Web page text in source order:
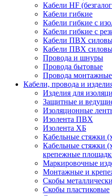
Кабели HF
Кабели гибкие
Кабели гибкие с
Кабели гибкие с
Кабели ПВХ
Кабели ПВХ
Провода и шнуры
Провода бытовые
Провода
Кабели, провода и
Изделия для
Защитные и
Изоляционные
Изолента ПВХ
Изолента ХБ
Кабельные стяжки
Кабельные стяжки
крепежные
Маркировочные
Монтажные и
Скобы
Скобы пластиковые